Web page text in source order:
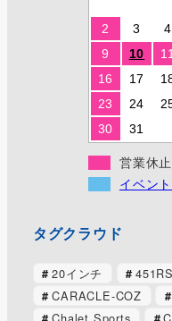
2
3 4
9
10 11
16
17
23
24
30
31
営業休
イベン
タグクラウド
20インチ 451RS
CARACLE-COZ
Chalet Sports